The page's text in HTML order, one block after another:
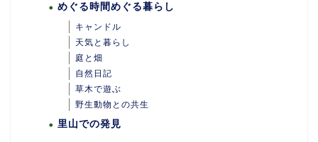
めぐる時間めぐる暮らし
キャンドル
天気と暮らし
庭と畑
自然日記
草木で遊ぶ
野生動物との共生
里山での発見